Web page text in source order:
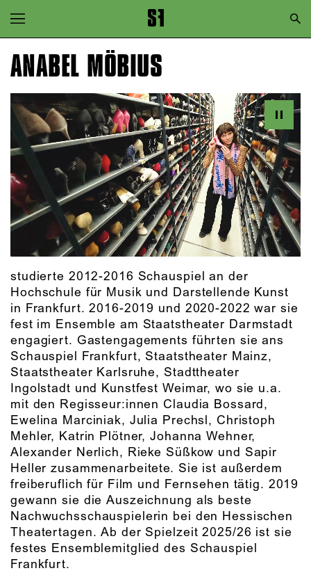
Zur Hauptnavigation springen
Zum Hauptinhalt springen
ANABEL MÖBIUS
studierte 2012-2016 Schauspiel an der
Hochschule für Musik und Darstellende Kunst
in Frankfurt. 2016-2019 und 2020-2022 war sie
fest im Ensemble am Staatstheater Darmstadt
engagiert. Gastengagements führten sie ans
Schauspiel Frankfurt, Staatstheater Mainz,
Staatstheater Karlsruhe, Stadttheater
Ingolstadt und Kunstfest Weimar, wo sie u.a.
mit den Regisseur:innen Claudia Bossard,
Ewelina Marciniak, Julia Prechsl, Christoph
Mehler, Katrin Plötner, Johanna Wehner,
Alexander Nerlich, Rieke Süßkow und Sapir
Heller zusammenarbeitete. Sie ist außerdem
freiberuflich für Film und Fernsehen tätig. 2019
gewann sie die Auszeichnung als beste
Nachwuchsschauspielerin bei den Hessischen
Theatertagen. Ab der Spielzeit 2025/26 ist sie
festes Ensemblemitglied des Schauspiel
Frankfurt.